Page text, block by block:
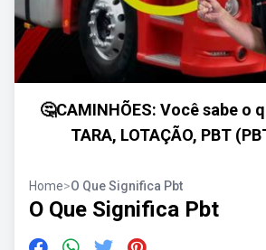
🤔CAMINHÕES: Você sabe o
TARA, LOTAÇÃO, PBT
Home>O Que Significa Pbt
O Que Significa Pbt